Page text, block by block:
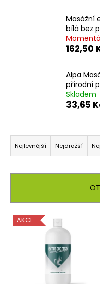
Masážní
bílá bez
162,50
Alpa
přírodní
Skladem
33,65
Ř
a
z
e
í
p
r
Nejlevnější Nejdražší
V
ý
AKCE